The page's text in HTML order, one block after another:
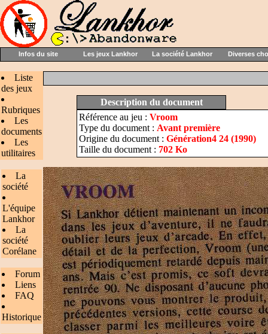
Infos du site Les jeux Lankhor La société Lankhor Diverses
Liste
des jeux
Rubriques
Les
documents
Les
utilitaires
La
société
L'équipe
Lankhor
La
société
Corélane
Forum
Liens
FAQ
Historique
Description du document
Référence au jeu : Vroom
Type du document : Avant première
Origine du document : Génération4 24 (1990)
Taille du document : 702 Ko